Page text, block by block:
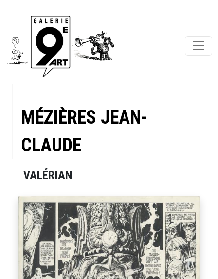
MÉZIÈRES JEAN-
CLAUDE
VALÉRIAN